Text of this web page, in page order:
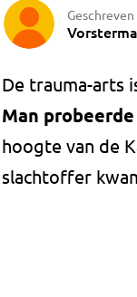
De trauma-arts
Man
hoogte van de
slachtoffer